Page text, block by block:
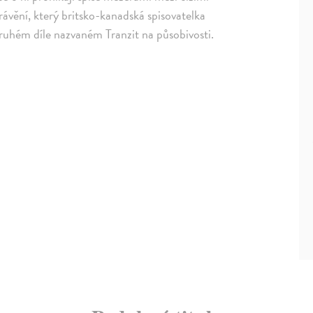
který britsko-kanadská spisovatelka
díle nazvaném Tranzit na působivosti.